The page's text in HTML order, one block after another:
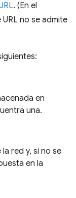
. (En el
no se admite
en
una.
red y, si no se
en la